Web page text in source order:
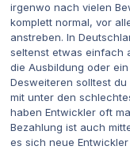
irgenwo nach vielen
komplett normal, vor
anstreben. In
seltenst etwas einfach
die Ausbildung oder
Desweiteren solltest
mit unter den
haben Entwickler oft
Bezahlung ist auch
es sich neue